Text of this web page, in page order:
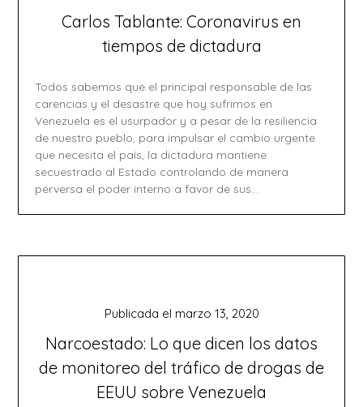
Carlos Tablante: Coronavirus en
tiempos de dictadura
Todos sabemos que el principal responsable de las
carencias y el desastre que hoy sufrimos en
Venezuela es el usurpador y a pesar de la resiliencia
de nuestro pueblo, para impulsar el cambio urgente
que necesita el país, la dictadura mantiene
secuestrado al Estado controlando de manera
perversa el poder interno a favor de sus…
Narcoestado: Lo que dicen los datos
de monitoreo del tráfico de drogas de
EEUU sobre Venezuela
Publicada el marzo 13, 2020